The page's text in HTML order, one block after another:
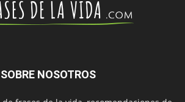
SOBRE NOSOTROS